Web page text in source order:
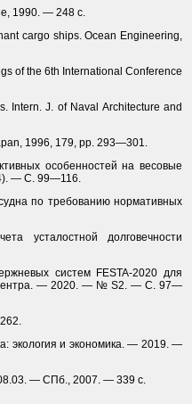
1990. — 248 с.
cargo ships. Ocean Engineering,
of the 6th International Conference
Intern. J. of Naval Architecture and
1996, 179, pp. 293—301.
особенностей на весовые
— С. 99—116.
по требованию нормативных
усталостной долговечности
систем FESTA-2020 для
центра. — 2020. — № S2. — С. 97—
экология и экономика. — 2019. —
— СПб., 2007. — 339 с.